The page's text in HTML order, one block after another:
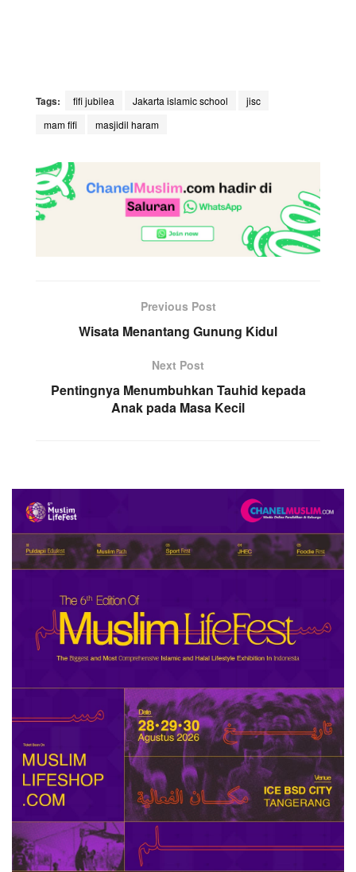
Tags: fifi jubilea Jakarta islamic school
jisc
mam fifi
masjidil haram
Previous Post
Wisata Menantang Gunung Kidul
Next Post
Pentingnya Menumbuhkan Tauhid kepada
Anak pada Masa Kecil